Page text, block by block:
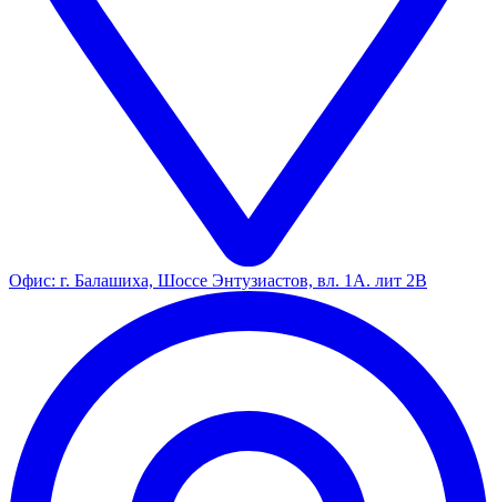
Офис: г. Балашиха, Шоссе Энтузиастов, вл. 1А. лит 2В